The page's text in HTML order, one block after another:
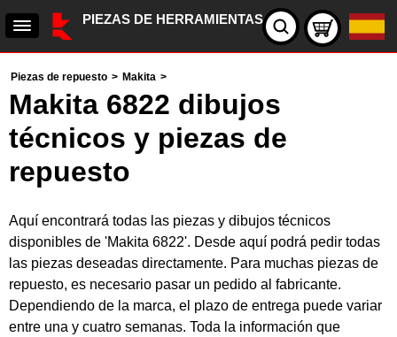
PIEZAS DE HERRAMIENTAS
Piezas de repuesto > Makita >
Makita 6822 dibujos
técnicos y piezas de
repuesto
Aquí encontrará todas las piezas y dibujos técnicos
disponibles de 'Makita 6822'. Desde aquí podrá pedir todas
las piezas deseadas directamente. Para muchas piezas de
repuesto, es necesario pasar un pedido al fabricante.
Dependiendo de la marca, el plazo de entrega puede variar
entre una y cuatro semanas. Toda la información que